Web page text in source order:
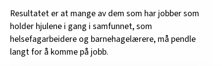
Resultatet er at mange av dem som har jobber som
holder hjulene i gang i samfunnet, som
helsefagarbeidere og barnehagelærere, må pendle
langt for å komme på jobb.